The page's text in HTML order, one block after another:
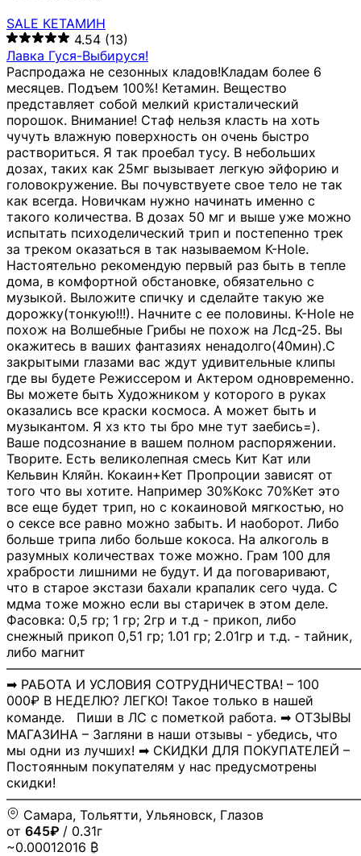
SALE КЕТАМИН
4.54 (13)
Лавка Гуся-Выбируся!
Распродажа не сезонных кладов!Кладам более 6
месяцев. Подъем 100%! Кетамин. Вещество
представляет собой мелкий кристалический
порошок. Внимание! Стаф нельзя класть на хоть
чучуть влажную поверхность он очень быстро
раствориться. Я так проебал тусу. В небольших
дозах, таких как 25мг вызывает легкую эйфорию и
головокружение. Вы почувствуете свое тело не так
как всегда. Новичкам нужно начинать именно с
такого количества. В дозах 50 мг и выше уже можно
испытать психоделический трип и постепенно трек
за треком оказаться в так называемом К-Hole.
Настоятельно рекомендую первый раз быть в тепле
дома, в комфортной обстановке, обязательно с
музыкой. Выложите спичку и сделайте такую же
дорожку(тонкую!!!). Начните с ее половины. K-Hole не
похож на Волшебные Грибы не похож на Лсд-25. Вы
окажитесь в ваших фантазиях ненадолго(40мин).С
закрытыми глазами вас ждут удивительные клипы
где вы будете Режиссером и Актером одновременно.
Вы можете быть Художником у которого в руках
оказались все краски космоса. А может быть и
музыкантом. Я хз кто ты бро мне тут заебись=).
Ваше подсознание в вашем полном распоряжении.
Творите. Есть великолепная смесь Кит Кат или
Кельвин Кляйн. Кокаин+Кет Пропроции зависят от
того что вы хотите. Например 30%Кокс 70%Кет это
все еще будет трип, но с кокаиновой мягкостью, но
о сексе все равно можно забыть. И наоборот. Либо
больше трипа либо больше кокоса. На алкоголь в
разумных количествах тоже можно. Грам 100 для
храбрости лишними не будут. И да поговаривают,
что в старое экстази бахали крапалик сего чуда. С
мдма тоже можно если вы старичек в этом деле.
Фасовка: 0,5 гр; 1 гр; 2гр и т.д - прикоп, либо
снежный прикоп 0,51 гр; 1.01 гр; 2.01гр и т.д. - тайник,
либо магнит
➡ РАБОТА И УСЛОВИЯ СОТРУДНИЧЕСТВА! – 100
000₽ В НЕДЕЛЮ? ЛЕГКО! Такое только в нашей
команде. Пиши в ЛС с пометкой работа. ➡ ОТЗЫВЫ
МАГАЗИНА – Загляни в наши отзывы - убедись, что
мы одни из лучших! ➡ СКИДКИ ДЛЯ ПОКУПАТЕЛЕЙ –
Постоянным покупателям у нас предусмотрены
скидки!
Самара, Тольятти, Ульяновск, Глазов
от 645₽ / 0.31г
~0.00012016 ₿